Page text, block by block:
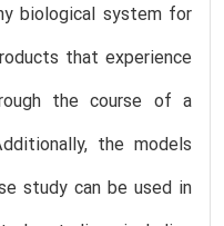
biological system for
that experience
the course of a
the models
study can be used in